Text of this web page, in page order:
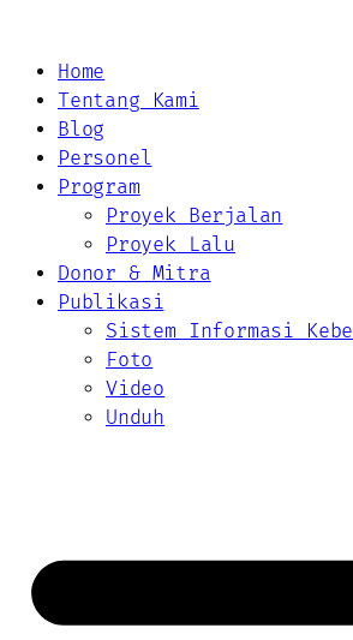
Home
Tentang Kami
Blog
Personel
Program
Proyek Berjalan
Proyek Lalu
Donor & Mitra
Publikasi
Sistem Informasi
Foto
Video
Unduh